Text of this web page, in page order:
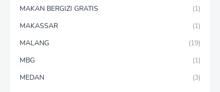
MAKAN BERGIZI GRATIS
(1)
MAKASSAR
(1)
MALANG
(19)
MBG
(1)
MEDAN
(3)